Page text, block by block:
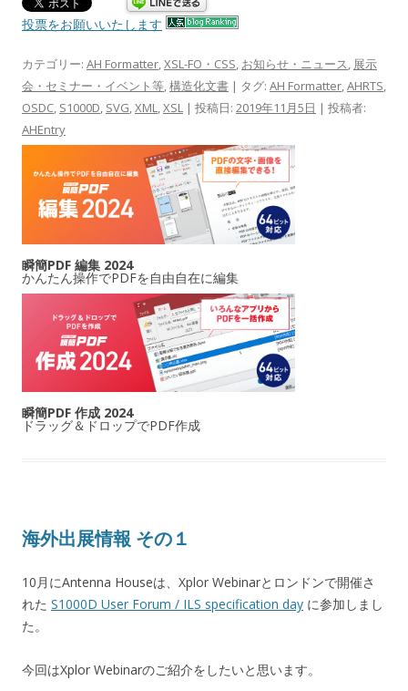
投票をお願いいたします
カテゴリー: AH Formatter,XSL-FO・CSS, お知らせ・ニュース, 展示
会・セミナー・イベント等,構造化文書 | タグ: AH Formatter,AHRTS,
OSDC, S1000D, SVG,XML,XSL | 投稿日: 2019年11月5日 | 投稿者:
AHEntry
瞬簡PDF 編集 2024
かんたん操作でPDFを自由自在に編集
瞬簡PDF 作成 2024
ドラッグ＆ドロップでPDF作成
海外出展情報 その１
10月にAntenna Houseは、Xplor Webinarとロンドンで開催さ
れた S1000D User Forum / ILS specification day に参加しまし
た。
今回はXplor Webinarのご紹介をしたいと思います。